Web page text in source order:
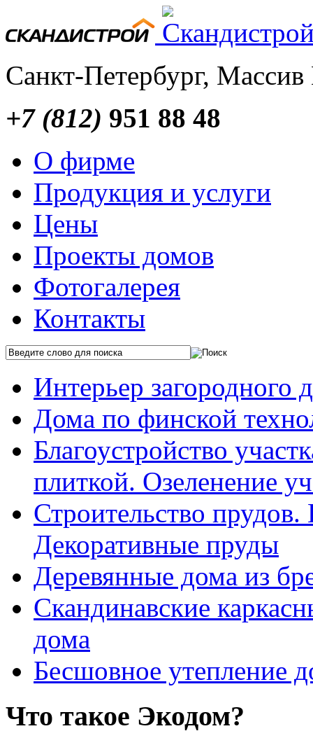
Санкт-Петербург,
+7 (812) 951 88 48
О фирме
Продукция и услуги
Цены
Проекты домов
Фотогалерея
Контакты
Интерьер загородного
Дома по финской
Благоустройство
плиткой. Озеленение
Строительство
Декоративные пруды
Деревянные дома из
Скандинавские
дома
Бесшовное утепление
Что такое Экодом?